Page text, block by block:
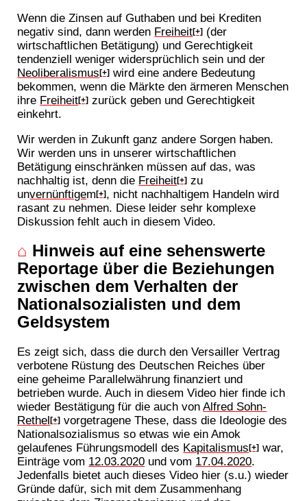
Wenn die Zinsen auf Guthaben und bei Krediten
negativ sind, dann werden Freiheit[+] (der
wirtschaftlichen Betätigung) und Gerechtigkeit
tendenziell weniger widersprüchlich sein und der
Neoliberalismus[+] wird eine andere Bedeutung
bekommen, wenn die Märkte den ärmeren Menschen
ihre Freiheit[+] zurück geben und Gerechtigkeit
einkehrt.
Wir werden in Zukunft ganz andere Sorgen haben.
Wir werden uns in unserer wirtschaftlichen
Betätigung einschränken müssen auf das, was
nachhaltig ist, denn die Freiheit[+] zu
unvernünftigem[+] , nicht nachhaltigem Handeln wird
rasant zu nehmen. Diese leider sehr komplexe
Diskussion fehlt auch in diesem Video.
⌂ Hinweis auf eine sehenswerte
Reportage über die Beziehungen
zwischen dem Verhalten der
Nationalsozialisten und dem
Geldsystem
Es zeigt sich, dass die durch den Versailler Vertrag
verbotene Rüstung des Deutschen Reiches über
eine geheime Parallelwährung finanziert und
betrieben wurde. Auch in diesem Video hier finde ich
wieder Bestätigung für die auch vonAlfred Sohn-
Rethel[+] vorgetragene These, dass die Ideologie des
Nationalsozialismus so etwas wie ein Amok
gelaufenes Führungsmodell des Kapitalismus[+] war,
Einträge vom 12.03.2020 und vom 17.04.2020.
Jedenfalls bietet auch dieses Video hier (s.u.) wieder
Gründe dafür, sich mit dem Zusammenhang